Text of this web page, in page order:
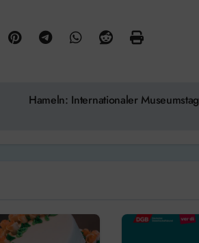
Hameln: Internationaler Museumstag